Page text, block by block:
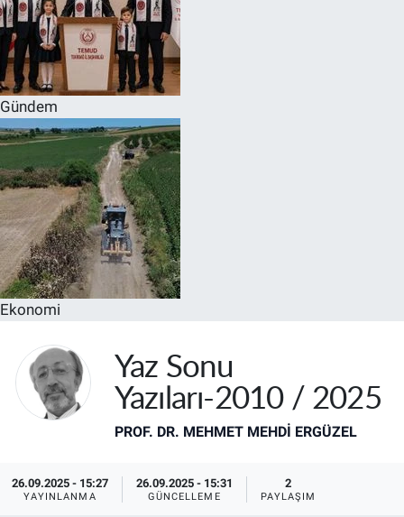
Gündem
Ekonomi
Yaz Sonu
Yazıları-2010 / 2025
PROF. DR. MEHMET MEHDI ERGÜZEL
26.09.2025 - 15:27
YAYINLANMA
26.09.2025 - 15:31
GÜNCELLEME
2
PAYLAŞIM